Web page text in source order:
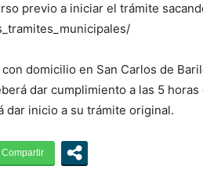
previo a iniciar el trámite
domicilio en San Carlos de
dar cumplimiento a las 5
dar inicio a su trámite original.